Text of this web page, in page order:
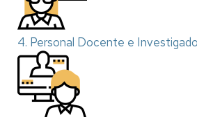
4. Personal Docente e